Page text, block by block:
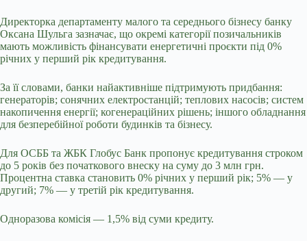
Директорка департаменту малого та середнього бізнесу банку
Оксана Шульга зазначає, що окремі категорії позичальників
мають можливість фінансувати енергетичні проєкти під 0%
річних у перший рік кредитування.
За її словами, банки найактивніше підтримують придбання:
генераторів; сонячних електростанцій; теплових насосів; систем
накопичення енергії; когенераційних рішень; іншого обладнання
для безперебійної роботи будинків та бізнесу.
Для ОСББ та ЖБК Глобус Банк пропонує кредитування строком
до 5 років без початкового внеску на суму до 3 млн грн.
Процентна ставка становить 0% річних у перший рік; 5% — у
другий; 7% — у третій рік кредитування.
Одноразова комісія — 1,5% від суми кредиту.